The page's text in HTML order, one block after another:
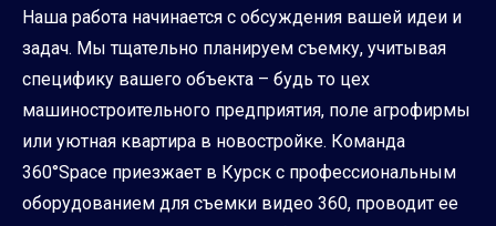
Наша работа начинается с обсуждения вашей идеи и
задач. Мы тщательно планируем съемку, учитывая
специфику вашего объекта – будь то цех
машиностроительного предприятия, поле агрофирмы
или уютная квартира в новостройке. Команда
360°Space приезжает в Курск с профессиональным
оборудованием для съемки видео 360, проводит ее